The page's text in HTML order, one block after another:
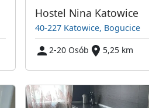
Hostel Nina Katowice
40-227 Katowice, Bogucice
2-20 Osób
5,25 km